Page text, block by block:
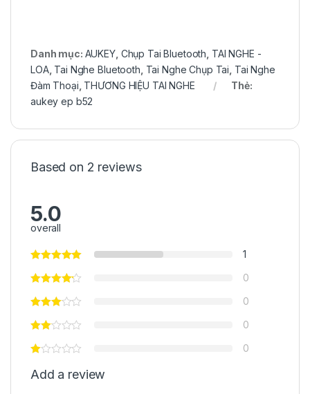
Danh mục: AUKEY, Chụp Tai Bluetooth TAI NGHE -
LOA, Tai Nghe Bluetooth Tai Nghe Chụp Tai Tai Nghe
Đàm Thoại THƯƠNG HIỆU TAI NGHE
Thẻ:
aukey ep b52
Based on 2 reviews
5.0
overall
1
0
0
0
0
Add a review